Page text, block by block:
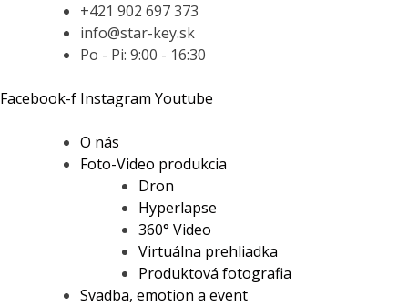
+421 902 697 373
info@star-key.sk
Po - Pi: 9:00 - 16:30
Facebook-f Instagram Youtube
O nás
Foto-Video produkcia
Dron
Hyperlapse
360° Video
Virtuálna prehliadka
Produktová fotografia
Svadba, emotion a event